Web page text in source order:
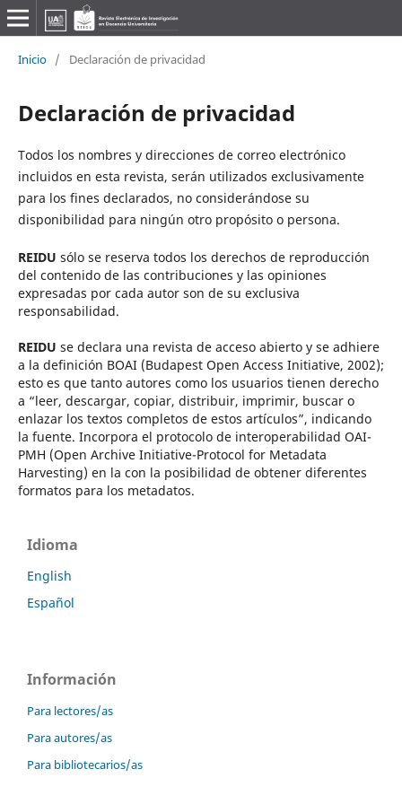
Inicio / Declaración de privacidad
Declaración de privacidad
Todos los nombres y direcciones de correo electrónico
incluidos en esta revista, serán utilizados exclusivamente
para los fines declarados, no considerándose su
disponibilidad para ningún otro propósito o persona.
REIDU sólo se reserva todos los derechos de reproducción
del contenido de las contribuciones y las opiniones
expresadas por cada autor son de su exclusiva
responsabilidad.
REIDU se declara una revista de acceso abierto y se adhiere
a la definición BOAI (Budapest Open Access Initiative, 2002);
esto es que tanto autores como los usuarios tienen derecho
a “leer, descargar, copiar, distribuir, imprimir, buscar o
enlazar los textos completos de estos artículos”, indicando
la fuente. Incorpora el protocolo de interoperabilidad OAI-
PMH (Open Archive Initiative-Protocol for Metadata
Harvesting) en la con la posibilidad de obtener diferentes
formatos para los metadatos.
Idioma
English
Español
Información
Para lectores/as
Para autores/as
Para bibliotecarios/as